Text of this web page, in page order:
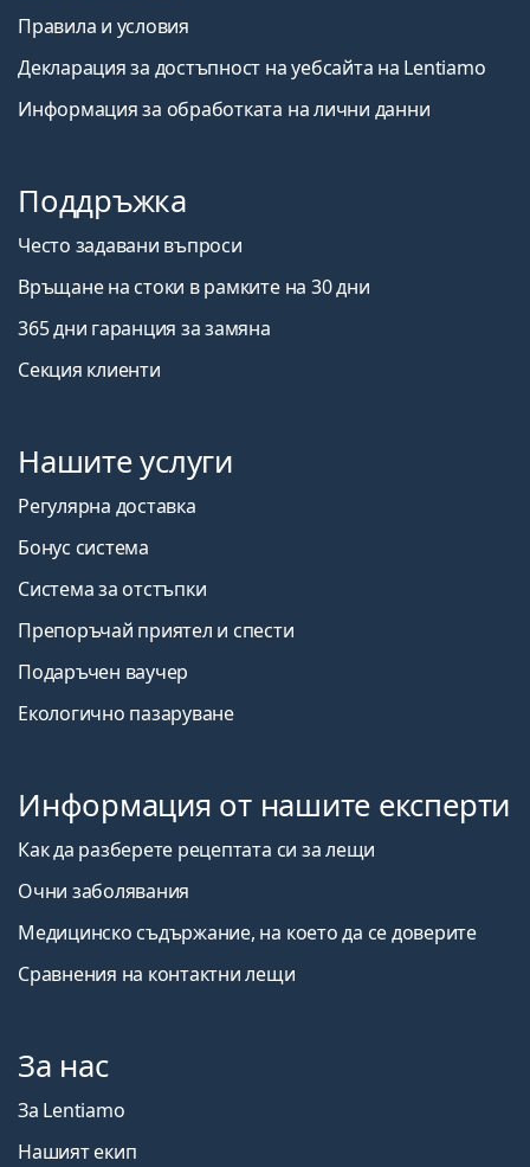
Правила и условия
Декларация за достъпност на уебсайта на Lentiamo
Информация за обработката на лични данни
Поддръжка
Често задавани въпроси
Връщане на стоки в рамките на 30 дни
365 дни гаранция за замяна
Секция клиенти
Нашите услуги
Регулярна доставка
Бонус система
Система за отстъпки
Препоръчай приятел и спести
Подаръчен ваучер
Екологично пазаруване
Информация от нашите експерти
Как да разберете рецептата си за лещи
Очни заболявания
Медицинско съдържание, на което да се доверите
Сравнения на контактни лещи
За нас
За Lentiamo
Нашият екип